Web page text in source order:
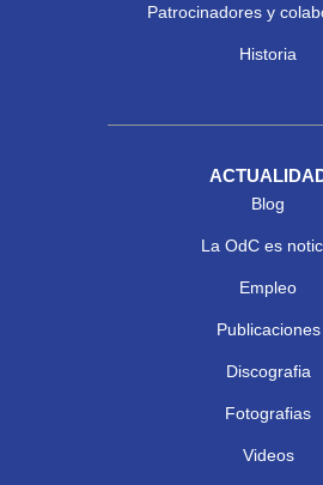
Patrocinadores y
Historia
Blog
La OdC es
Empleo
Publicaciones
Discografia
Fotografias
Videos